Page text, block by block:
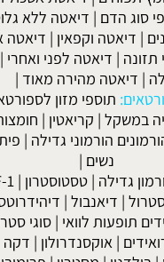
סוג הדם | דיאטה ללא
| דיאטה וקפאין | דיאטה
תזונה | דיאטה לפני ואחרי |
| דיאטה מהירה מאוד |
תוספי מזון
במשקל | קריאטין |
הורמוני גדילה |
נשים |
גדילה |טסטוסטרון |
1
| דיאנבול |
תופעות לוואי | סוגי
| אוקסנדרולון | דקה